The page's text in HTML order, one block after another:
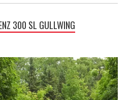
300 SL GULLWING